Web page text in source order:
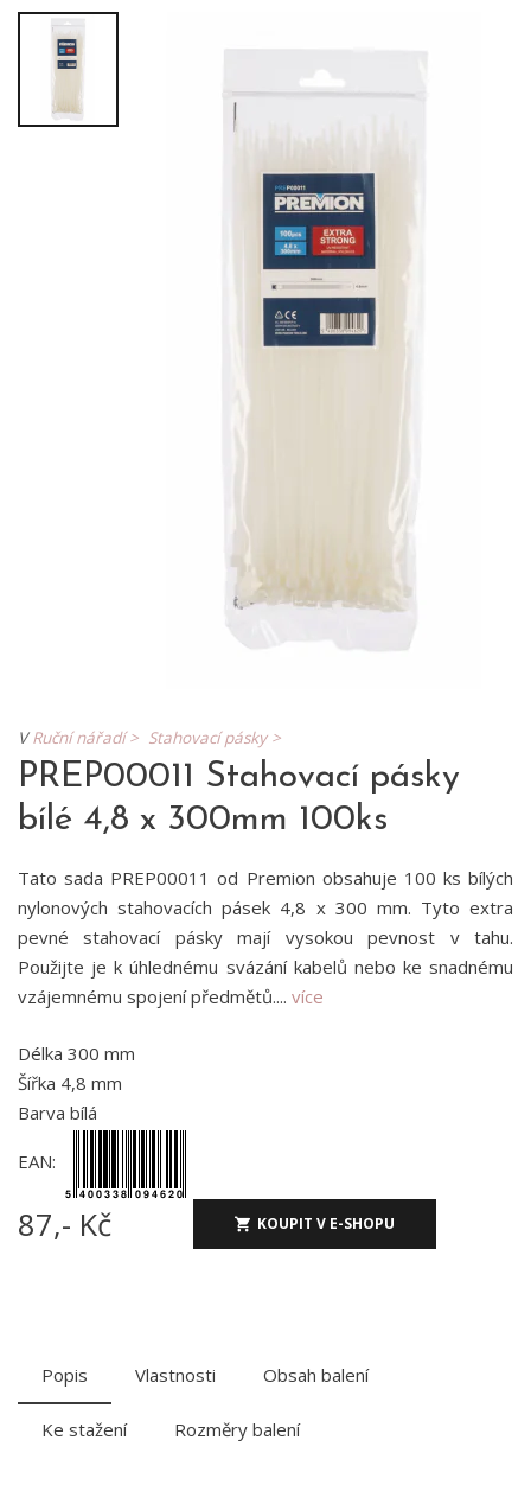
VRuční nářadí > Stahovací pásky >
PREP00011 Stahovací pásky
bílé 4,8 x 300mm 100ks
Tato sada PREP00011 od Premion obsahuje 100 ks bílých
nylonových stahovacích pásek 4,8 x 300 mm. Tyto extra
pevné stahovací pásky mají vysokou pevnost v tahu.
Použijte je k úhlednému svázání kabelů nebo ke snadnému
vzájemnému spojení předmětů.... více
Délka 300 mm
Šířka 4,8 mm
Barva bílá
EAN:
87,- Kč KOUPIT V E-SHOPU
Popis Vlastnosti Obsah balení
Ke stažení Rozměry balení